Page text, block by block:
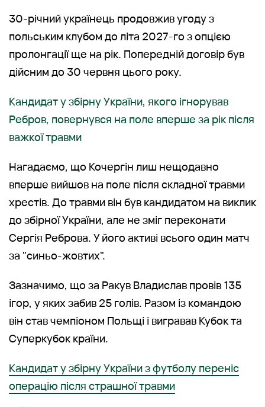
30-річний українець продовжив угоду з
польським клубом до літа 2027-го з опцією
пролонгації ще на рік. Попередній договір був
дійсним до 30 червня цього року.
Кандидат у збірну України, якого ігнорував
Ребров, повернувся на поле вперше за рік після
важкої травми
Нагадаємо, що Кочергін лиш нещодавно
вперше вийшов на поле після складної травми
хрестів. До травми він був кандидатом на виклик
до збірної України, але не зміг переконати
Сергія Реброва. У його активі всього один матч
за "синьо-жовтих".
Зазначимо, що за Ракув Владислав провів 135
ігор, у яких забив 25 голів. Разом із командою
він став чемпіоном Польщі і вигравав Кубок та
Суперкубок країни.
Кандидат у збірну України з футболу переніс
операцію після страшної травми